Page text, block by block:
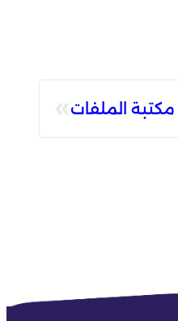
مكتبة الملفات